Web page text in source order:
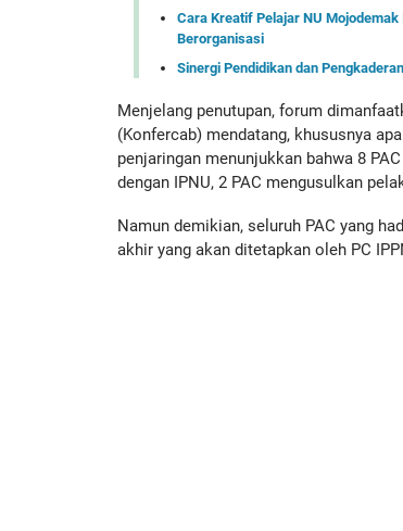
Cara Kreatif Pelajar NU
Berorganisasi
Sinergi Pendidikan dan
Menjelang penutupan, forum
(Konfercab) mendatang, khususnya
penjaringan menunjukkan bahwa 8
dengan IPNU, 2 PAC mengusulkan
Namun demikian, seluruh PAC yang
akhir yang akan ditetapkan oleh PC